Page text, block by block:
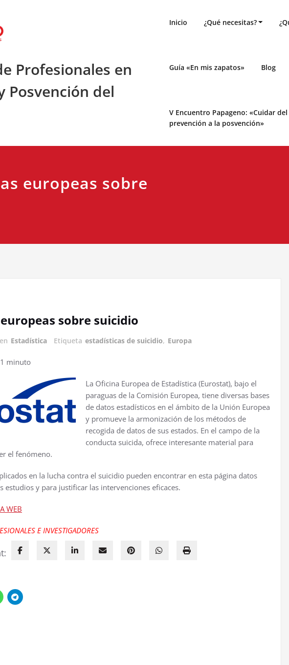
Profesionales en
Posvención del
Inicio ¿Qué necesitas?
Guía «En mis zapatos» Blog
V Encuentro Papageno: «Cuidar
prevención a la posvención»
europeas sobre
sobre suicidio
en Estadística Etiqueta estadísticas de suicidio, Europa
minuto
La Oficina Europea de Estadística (Eurostat), bajo el
paraguas de la Comisión Europea, tiene diversas bases
de datos estadísticos en el ámbito de la Unión Europea
y promueve la armonización de los métodos de
recogida de datos de sus estados. En el campo de la
conducta suicida, ofrece interesante material para
el fenómeno.
en la lucha contra el suicidio pueden encontrar en esta página datos
estudios y para justificar las intervenciones eficaces.
WEB
E INVESTIGADORES